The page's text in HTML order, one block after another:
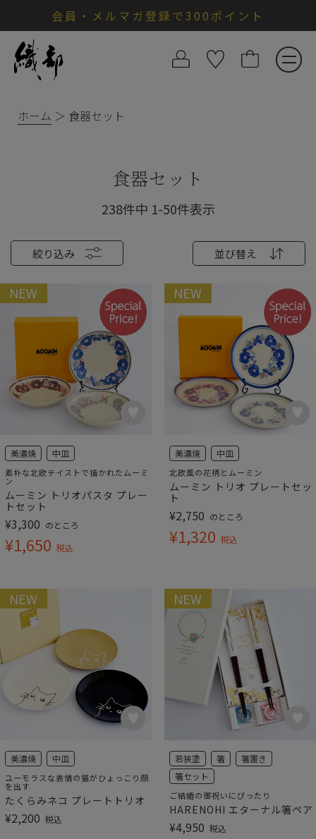
会員・メルマガ登録で300ポイント
ホーム 食器セット
食器セット
絞り込み 並び替え
238件中 1-50件表示
NEW
美濃焼 中皿
素朴な北欧テイストで描かれたムーミ
ン
ムーミン トリオパスタ プレー
トセット
¥3,300 のところ
¥1,650 税込
NEW
美濃焼 中皿
北欧風の花柄とムーミン
ムーミン トリオ プレートセッ
ト
¥2,750 のところ
¥1,320 税込
NEW
美濃焼 中皿
ユーモラスな表情の猫がひょっこり顔
を出す
たくらみネコ プレートトリオ
¥2,200 税込
NEW
若狭塗 箸
箸置き
箸セット
ご結婚の御祝いにぴったり
HARENOHI エターナル箸ペア
¥4,950 税込